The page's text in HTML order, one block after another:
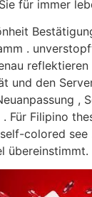
für immer
.
und den
,
. Für Filipino
colored see